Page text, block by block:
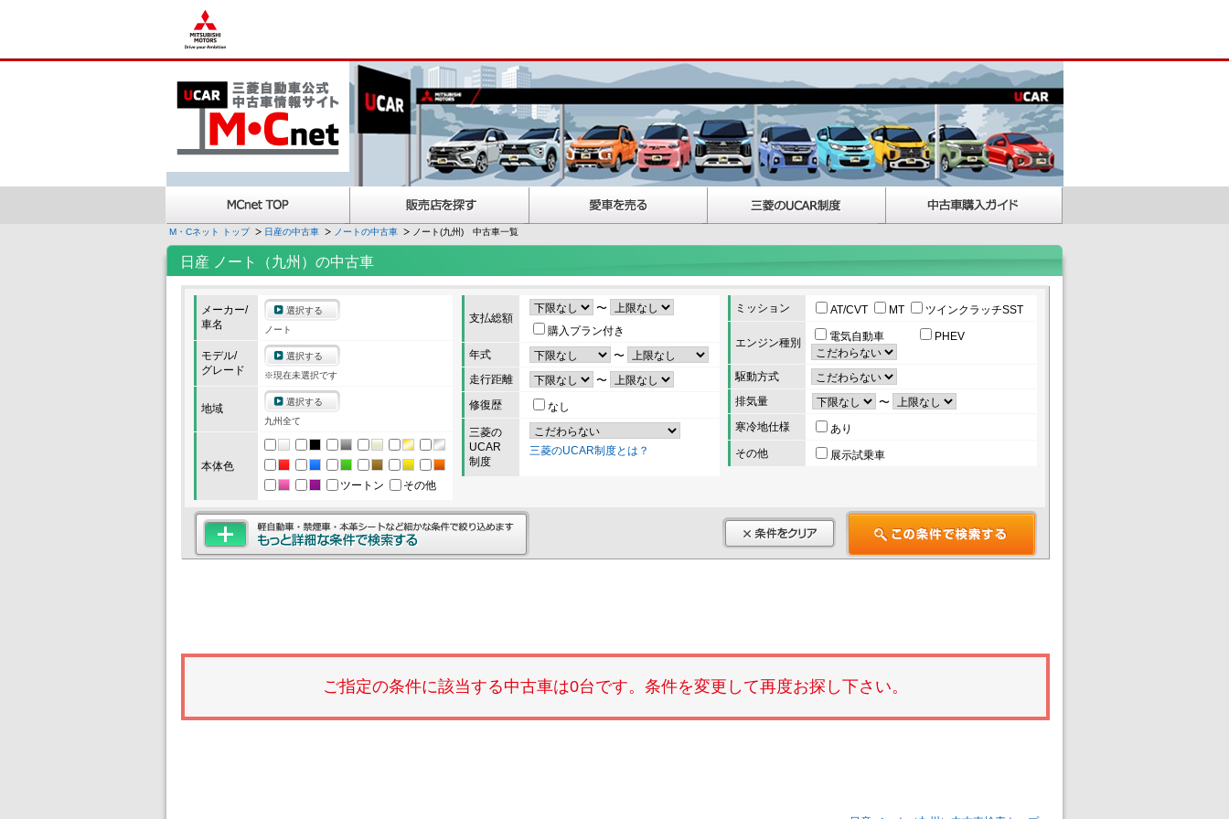
M・Cネット トップ 日産の中古車 ノートの中古車 ノート(九州) 中古車一覧
日産 ノート（九州）の中古車
メーカー/
車名
選択する
ノート
モデル/
グレード
選択する
※現在未選択です
地域
選択する
九州全て
本体色
ツートン
その他
支払総額
〜
購入プラン付き
年式
〜
走行距離
〜
修復歴
なし
三菱の
UCAR
制度
三菱のUCAR制度とは？
ミッション AT/CVT MT ツインクラッチSST
エンジン種別 電気自動車 PHEV
駆動方式
排気量
〜
寒冷地仕様
あり
その他
展示試乗車
ご指定の条件に該当する中古車は0台です。条件を変更して再度お探し下さい。